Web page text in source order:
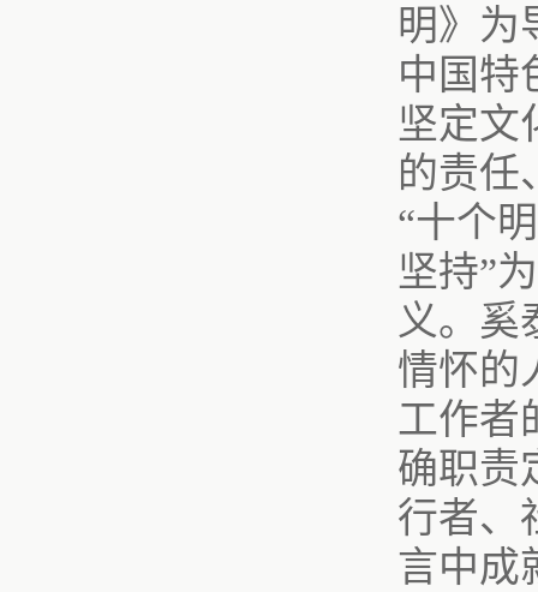
明》为
中国特
坚定文
的责任
“十个
坚持”
义。奚
情怀的
工作者
确职责
行者、
言中成